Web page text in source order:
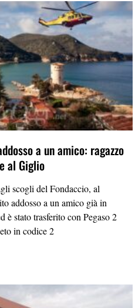
a un amico: ragazzo
al Giglio
scogli del Fondaccio, al
addosso a un amico già in
è stato trasferito con Pegaso 2
in codice 2